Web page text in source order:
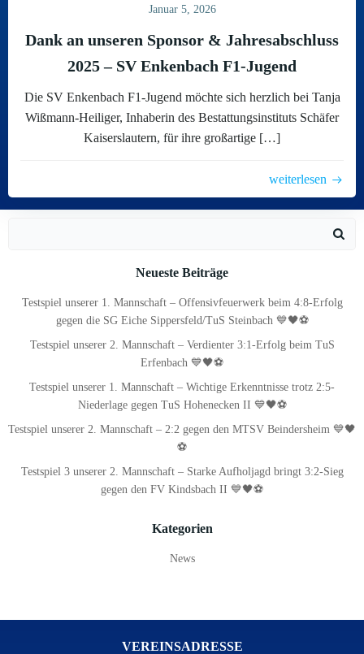
Januar 5, 2026
Dank an unseren Sponsor & Jahresabschluss
2025 – SV Enkenbach F1-Jugend
Die SV Enkenbach F1-Jugend möchte sich herzlich bei Tanja
Wißmann-Heiliger, Inhaberin des Bestattungsinstituts Schäfer
Kaiserslautern, für ihre großartige […]
weiterlesen
Neueste Beiträge
Testspiel unserer 1. Mannschaft – Offensivfeuerwerk beim 4:8-Erfolg
gegen die SG Eiche Sippersfeld/TuS Steinbach 💙🖤⚽
Testspiel unserer 2. Mannschaft – Verdienter 3:1-Erfolg beim TuS
Erfenbach 💙🖤⚽
Testspiel unserer 1. Mannschaft – Wichtige Erkenntnisse trotz 2:5-
Niederlage gegen TuS Hohenecken II 💙🖤⚽
Testspiel unserer 2. Mannschaft – 2:2 gegen den MTSV Beindersheim 💙🖤
⚽
Testspiel 3 unserer 2. Mannschaft – Starke Aufholjagd bringt 3:2-Sieg
gegen den FV Kindsbach II 💙🖤⚽
Kategorien
News
VEREINSADRESSE